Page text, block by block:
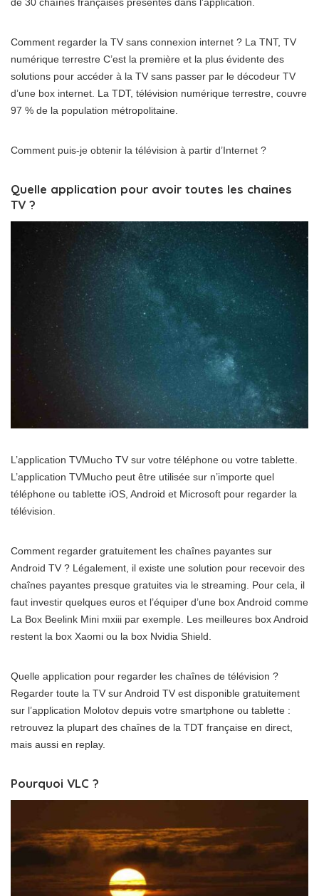
Comment regarder la TV sans connexion internet ? La TNT, TV
numérique terrestre C’est la première et la plus évidente des
solutions pour accéder à la TV sans passer par le décodeur TV
d’une box internet. La TDT, télévision numérique terrestre, couvre
97 % de la population métropolitaine.
Comment puis-je obtenir la télévision à partir d’Internet ?
Quelle application pour avoir toutes les chaines
TV ?
L’application TVMucho TV sur votre téléphone ou votre tablette.
L’application TVMucho peut être utilisée sur n’importe quel
téléphone ou tablette iOS, Android et Microsoft pour regarder la
télévision.
Comment regarder gratuitement les chaînes payantes sur
Android TV ? Légalement, il existe une solution pour recevoir des
chaînes payantes presque gratuites via le streaming. Pour cela, il
faut investir quelques euros et l’équiper d’une box Android comme
La Box Beelink Mini mxiii par exemple. Les meilleures box Android
restent la box Xaomi ou la box Nvidia Shield.
Quelle application pour regarder les chaînes de télévision ?
Regarder toute la TV sur Android TV est disponible gratuitement
sur l’application Molotov depuis votre smartphone ou tablette :
retrouvez la plupart des chaînes de la TDT française en direct,
mais aussi en replay.
Pourquoi VLC ?